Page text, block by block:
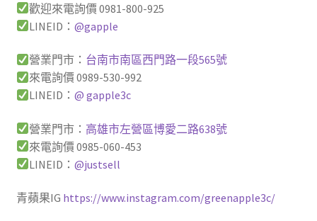
歡迎來電詢價 0981-800-925
LINEID： @gapple
營業門市： 台南市南區西門路一段565號
來電詢價 0989-530-992
LINEID： @ gapple3c
營業門市： 高雄市左營區博愛二路638號
來電詢價 0985-060-453
LINEID： @justsell
青蘋果IG https://www.instagram.com/greenapple3c/